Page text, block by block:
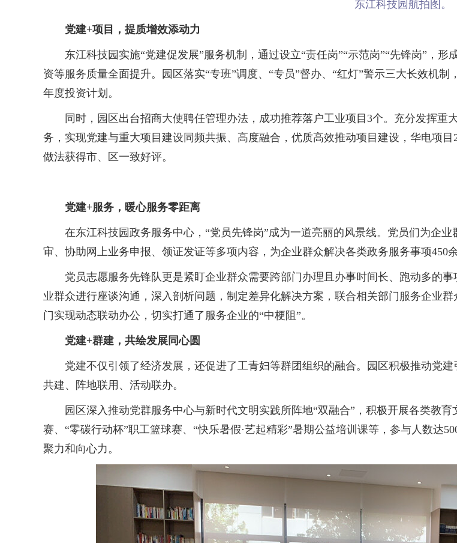
东江科技园航拍图。
党建+项目，提质增效添动力
东江科技园实施“党建促发展”服务机制，通过设立“责任岗”“示范岗”“先锋岗”，形
资等服务质量全面提升。园区落实“专班”调度、“专员”督办、“红灯”警示三大长效机
年度投资计划。
同时，园区出台招商大使聘任管理办法，成功推荐落户工业项目3个。充分发挥重
务，实现党建与重大项目建设同频共振、高度融合，优质高效推动项目建设，华电项
做法获得市、区一致好评。
党建+服务，暖心服务零距离
在东江科技园政务服务中心，“党员先锋岗”成为一道亮丽的风景线。党员们为企业
审、协助网上业务申报、领证发证等多项内容，为企业群众解决各类政务服务事项450余
党员志愿服务先锋队更是紧盯企业群众需要跨部门办理且办事时间长、跑动多的事
业群众进行座谈沟通，深入剖析问题，制定差异化解决方案，联合相关部门服务企业
门实现动态联动办公，切实打通了服务企业的“中梗阻”。
党建+群建，共绘发展同心圆
党建不仅引领了经济发展，还促进了工青妇等群团组织的融合。园区积极推动党建
共建、阵地联用、活动联办。
园区深入推动党群服务中心与新时代文明实践所阵地“双融合”，积极开展各类教育
赛、“零碳行动杯”职工篮球赛、“快乐暑假·艺起精彩”暑期公益培训课等，参与人数达
聚力和向心力。